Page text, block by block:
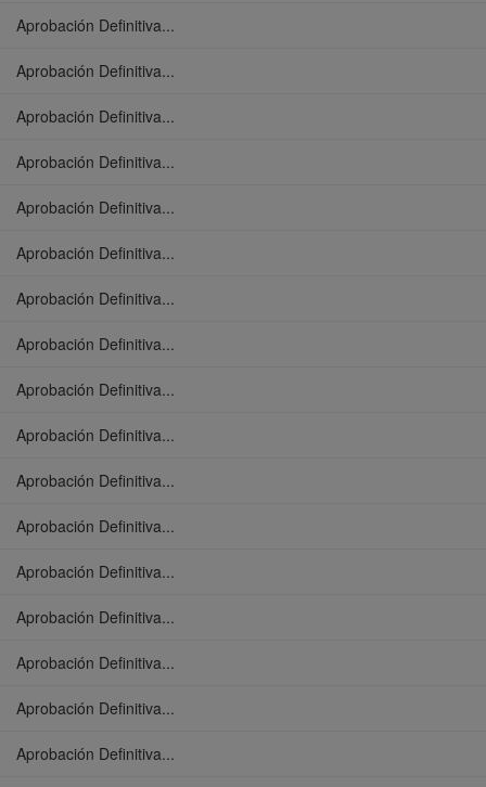
Aprobación Definitiva...
Aprobación Definitiva...
Aprobación Definitiva...
Aprobación Definitiva...
Aprobación Definitiva...
Aprobación Definitiva...
Aprobación Definitiva...
Aprobación Definitiva...
Aprobación Definitiva...
Aprobación Definitiva...
Aprobación Definitiva...
Aprobación Definitiva...
Aprobación Definitiva...
Aprobación Definitiva...
Aprobación Definitiva...
Aprobación Definitiva...
Aprobación Definitiva...